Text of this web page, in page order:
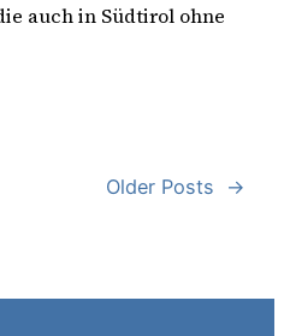
auch in Südtirol ohne
Older Posts →